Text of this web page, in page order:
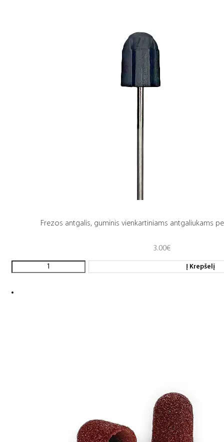
Frezos antgalis, guminis vienkartiniams antgaliukams
3.00€
Į Krepšelį